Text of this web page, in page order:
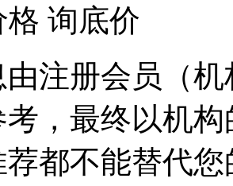
格 询底价
注册会员（
，最终以机
都不能替代